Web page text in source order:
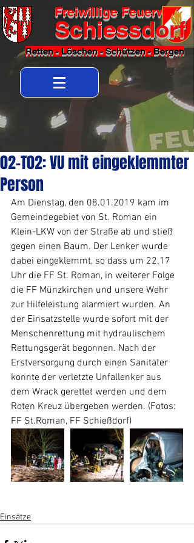
Freiwillige Feuerwehr
Schiessdorf
Retten - Löschen - Schützen - Bergen
02-T02: VU mit eingeklemmter
Person
Am Dienstag, den 08.01.2019 kam im
Gemeindegebiet von St. Roman ein
Klein-LKW von der Straße ab und stieß
gegen einen Baum. Der Lenker wurde
dabei eingeklemmt, so dass um 22.17
Uhr die FF St. Roman, in weiterer Folge
die FF Münzkirchen und unsere Wehr
zur Hilfeleistung alarmiert wurden. An
der Einsatzstelle wurde sofort mit der
Menschenrettung mit hydraulischem
Rettungsgerät begonnen. Nach der
Erstversorgung durch einen Sanitäter
konnte der verletzte Unfallenker aus
dem Wrack gerettet werden und dem
Roten Kreuz übergeben werden. (Fotos:
FF St.Roman, FF Schießdorf)
Einsätze